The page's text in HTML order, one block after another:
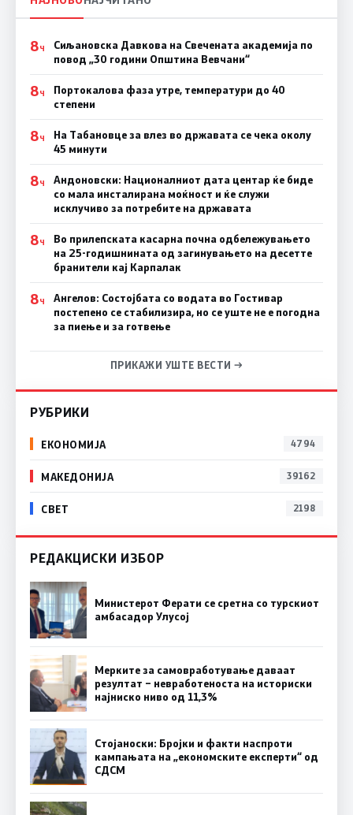
8Ч
Сиљановска Давкова на Свечената академија по
повод „30 години Општина Вевчани“
8Ч
Портокалова фаза утре, температури до 40
степени
8Ч
На Табановце за влез во државата се чека околу
45 минути
8Ч
Андоновски: Националниот дата центар ќе биде
со мала инсталирана моќност и ќе служи
исклучиво за потребите на државата
8Ч
Во прилепската касарна почна одбележувањето
на 25-годишнината од загинувањето на десетте
бранители кај Карпалак
8Ч
Ангелов: Состојбата со водата во Гостивар
постепено се стабилизира, но се уште не е погодна
за пиење и за готвење
ПРИКАЖИ УШТЕ ВЕСТИ →
РУБРИКИ
ЕКОНОМИЈА 4794
МАКЕДОНИЈА 39162
СВЕТ 2198
РЕДАКЦИСКИ ИЗБОР
Министерот Ферати се сретна со турскиот
амбасадор Улусој
Мерките за самовработување даваат
резултат – невработеноста на историски
најниско ниво од 11,3%
Стојаноски: Бројки и факти наспроти
кампањата на „економските експерти“ од
СДСM